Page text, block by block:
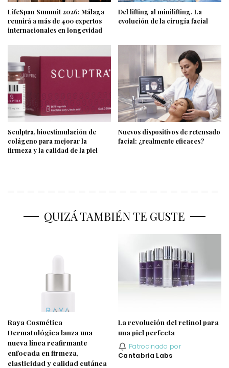
LifeSpan Summit 2026: Málaga
reunirá a más de 400 expertos
internacionales en longevidad
Del lifting al minilifting. La
evolución de la cirugía facial
Sculptra, bioestimulación de
colágeno para mejorar la
firmeza y la calidad de la piel
Nuevos dispositivos de retensado
facial: ¿realmente eficaces?
QUIZÁ TAMBIÉN TE GUSTE
Raya Cosmética
Dermatológica lanza una
nueva línea reafirmante
enfocada en firmeza,
elasticidad y calidad cutánea
La revolución del retinol para
una piel perfecta
Patrocinado por
Cantabria Labs